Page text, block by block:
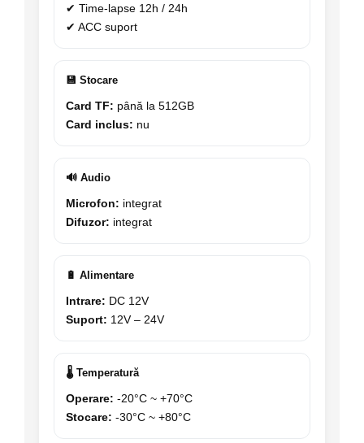
✔ Time-lapse 12h / 24h
✔ ACC suport
💾 Stocare
Card TF: până la 512GB
Card inclus: nu
🔊 Audio
Microfon: integrat
Difuzor: integrat
🔋 Alimentare
Intrare: DC 12V
Suport: 12V – 24V
🌡 Temperatură
Operare: -20°C ~ +70°C
Stocare: -30°C ~ +80°C